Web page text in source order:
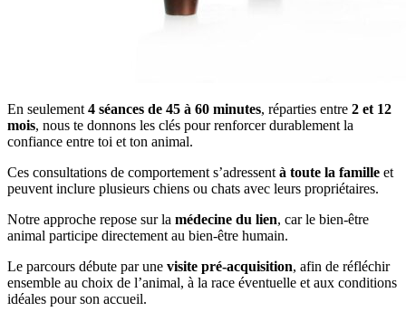
En seulement4 séances de 45 à 60 minutes, réparties entre 2 et 12
mois, nous te donnons les clés pour renforcer durablement la
confiance entre toi et ton animal.
Ces consultations de comportement s’adressentà toute la famille et
peuvent inclure plusieurs chiens ou chats avec leurs propriétaires.
Notre approche repose sur la médecine du lien, car le bien-être
animal participe directement au bien-être humain.
Le parcours débute par une visite pré-acquisition, afin de réfléchir
ensemble au choix de l’animal, à la race éventuelle et aux conditions
idéales pour son accueil.